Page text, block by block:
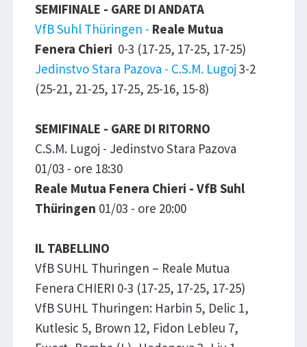
SEMIFINALE - GARE DI ANDATA
VfB Suhl Thüringen - Reale Mutua
Fenera Chieri 0-3 (17-25, 17-25, 17-25)
Jedinstvo Stara Pazova - C.S.M. Lugoj 3-2
(25-21, 21-25, 17-25, 25-16, 15-8)
SEMIFINALE - GARE DI RITORNO
C.S.M. Lugoj - Jedinstvo Stara Pazova
01/03 - ore 18:30
Reale Mutua Fenera Chieri - VfB Suhl
Thüringen 01/03 - ore 20:00
IL TABELLINO
VfB SUHL Thuringen – Reale Mutua
Fenera CHIERI 0-3 (17-25, 17-25, 17-25)
VfB SUHL Thuringen: Harbin 5, Delic 1,
Kutlesic 5, Brown 12, Fidon Lebleu 7,